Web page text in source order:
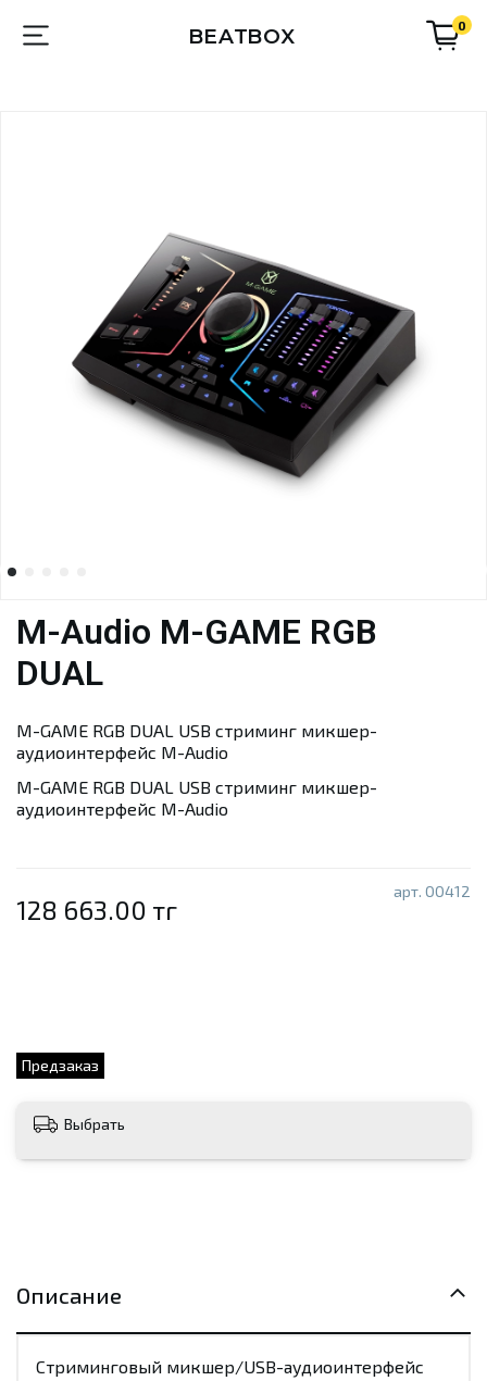
BEATBOX 0
арт. 00412
Предзаказ
M-Audio M-GAME RGB
DUAL
128 663.00 тг
M-GAME RGB DUAL USB стриминг микшер-
аудиоинтерфейс M-Audio
M-GAME RGB DUAL USB стриминг микшер-
аудиоинтерфейс M-Audio
Выбрать
Описание
Стриминговый микшер/USB-аудиоинтерфейс